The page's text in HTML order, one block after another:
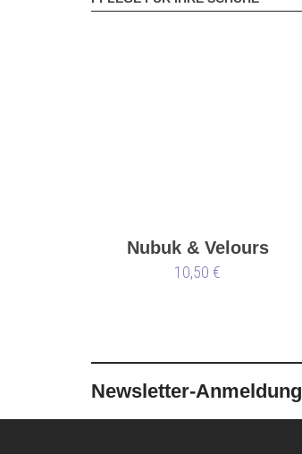
Nubuk & Velours
10,50 €
Newsletter-Anmeldung